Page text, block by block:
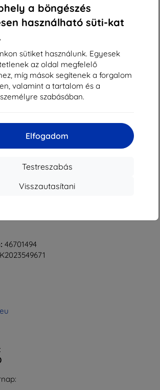
a böngészés
használható süti-kat
sütiket használunk. Egyesek
az oldal megfelelő
míg mások segítenek a forgalom
valamint a tartalom és a
szabásában.
Elfogadom
Testreszabás
Visszautasítani
5.
46701494